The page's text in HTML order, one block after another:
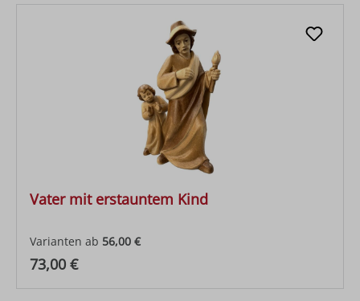
Vater mit erstauntem Kind
Varianten ab 56,00 €
Regulärer Preis:
73,00 €